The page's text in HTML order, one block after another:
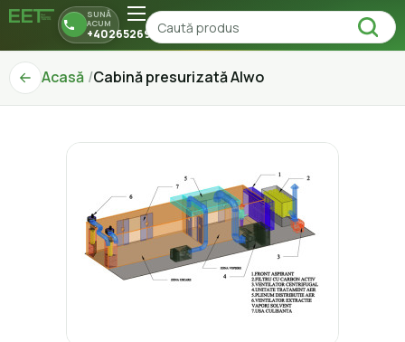
SUNĂ
ACUM
+40265269150
Acasă Cabină presurizată Alwo